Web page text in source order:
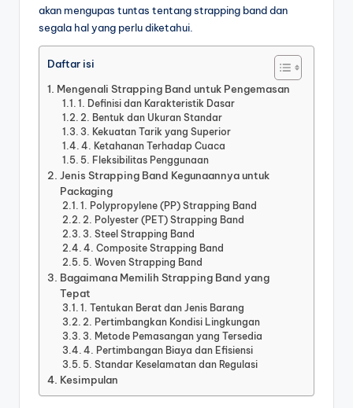
akan mengupas tuntas tentang strapping band dan
segala hal yang perlu diketahui.
Daftar isi
Mengenali Strapping Band untuk Pengemasan
1. Definisi dan Karakteristik Dasar
2. Bentuk dan Ukuran Standar
3. Kekuatan Tarik yang Superior
4. Ketahanan Terhadap Cuaca
5. Fleksibilitas Penggunaan
Jenis Strapping Band Kegunaannya untuk
Packaging
1. Polypropylene (PP) Strapping Band
2. Polyester (PET) Strapping Band
3. Steel Strapping Band
4. Composite Strapping Band
5. Woven Strapping Band
Bagaimana Memilih Strapping Band yang
Tepat
1. Tentukan Berat dan Jenis Barang
2. Pertimbangkan Kondisi Lingkungan
3. Metode Pemasangan yang Tersedia
4. Pertimbangan Biaya dan Efisiensi
5. Standar Keselamatan dan Regulasi
Kesimpulan